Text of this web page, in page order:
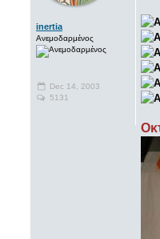
inertia
Ανεμοδαρμένος
Dec 14, 2003
5131